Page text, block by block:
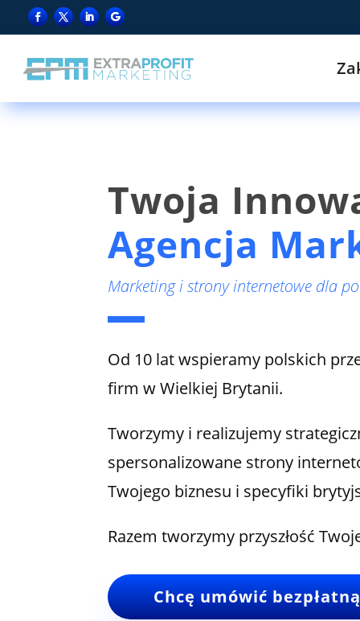
Twoja
Agencja
Marketing i strony internetowe dla
Od 10 lat wspieramy polskich
firm w Wielkiej Brytanii.
Tworzymy i realizujemy
spersonalizowane strony
Twojego biznesu i specyfiki
Razem tworzymy przyszłość
Chcę umówić